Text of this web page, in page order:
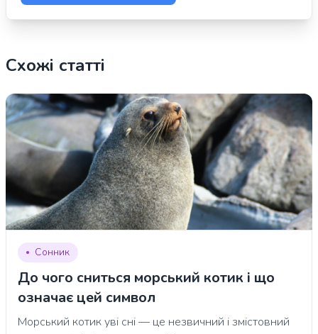
Схожі статті
Сонник
До чого сниться морський котик і що
означає цей символ
Морський котик уві сні — це незвичний і змістовний